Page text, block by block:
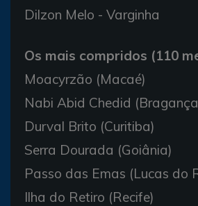
Dilzon Melo - Varginha
Os mais compridos (110
Moacyrzão (Macaé)
Nabi Abid Chedid
Durval Brito (Curitiba)
Serra Dourada (Goiânia)
Passo das Emas (Lucas do
Ilha do Retiro (Recife)